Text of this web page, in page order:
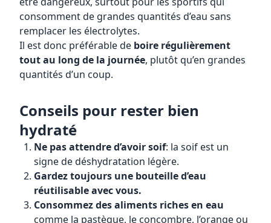
consomment de grandes quantités d’eau sans
remplacer les électrolytes.
Il est donc préférable de boire régulièrement
tout au long de la journée, plutôt qu’en grandes
quantités d’un coup.
Conseils pour rester bien
hydraté
Ne pas attendre d’avoir soif: la soif est un
signe de déshydratation légère.
Gardez toujours une bouteille d’eau
réutilisable avec vous.
Consommez des aliments riches en eau
comme la pastèque, le concombre, l’orange ou